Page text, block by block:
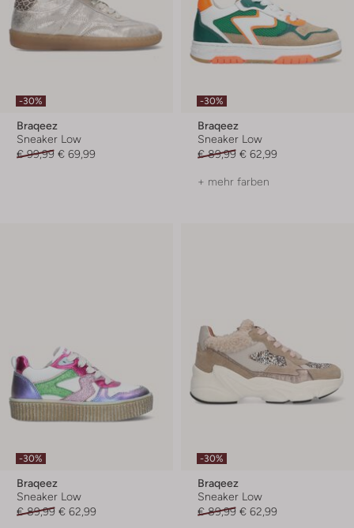
-30%
Braqeez
Sneaker Low
€ 99,99 € 69,99
-30%
Braqeez
Sneaker Low
€ 89,99 € 62,99
+ mehr farben
-30%
Braqeez
Sneaker Low
€ 89,99 € 62,99
-30%
Braqeez
Sneaker Low
€ 89,99 € 62,99